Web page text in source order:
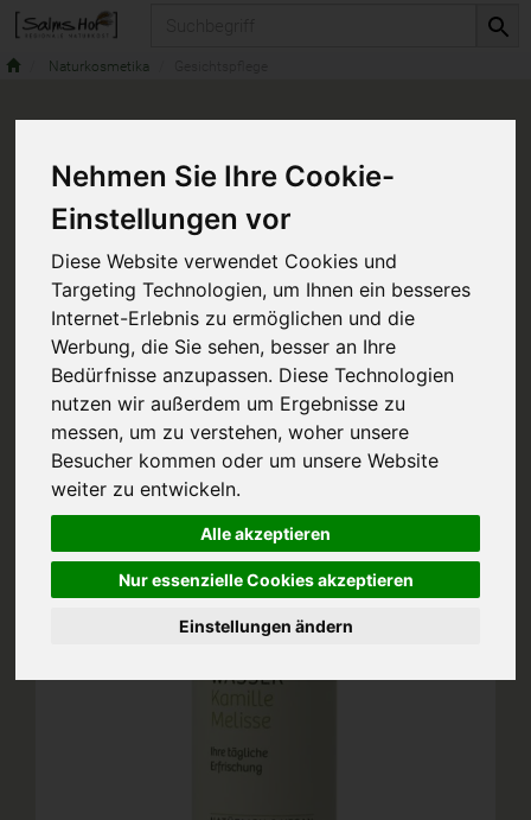
Nehmen Sie Ihre Cookie-
Einstellungen vor
Diese Website verwendet Cookies und
Targeting Technologien, um Ihnen ein besseres
Internet-Erlebnis zu ermöglichen und die
Werbung, die Sie sehen, besser an Ihre
Bedürfnisse anzupassen. Diese Technologien
nutzen wir außerdem um Ergebnisse zu
messen, um zu verstehen, woher unsere
Besucher kommen oder um unsere Website
weiter zu entwickeln.
Alle akzeptieren
Nur essenzielle Cookies akzeptieren
Einstellungen ändern
Naturkosmetika